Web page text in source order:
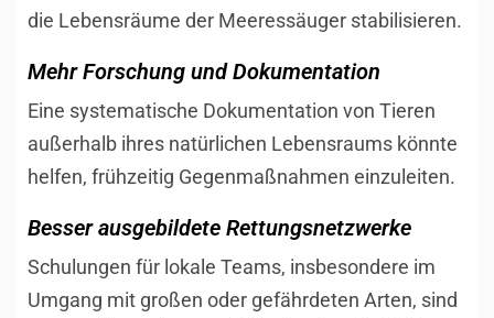
die Lebensräume der Meeressäuger stabilisieren.
Mehr Forschung und Dokumentation
Eine systematische Dokumentation von Tieren
außerhalb ihres natürlichen Lebensraums könnte
helfen, frühzeitig Gegenmaßnahmen einzuleiten.
Besser ausgebildete Rettungsnetzwerke
Schulungen für lokale Teams, insbesondere im
Umgang mit großen oder gefährdeten Arten, sind